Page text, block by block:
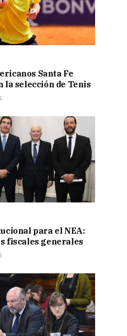
Santa Fe
la selección de Tenis
para el NEA:
fiscales generales